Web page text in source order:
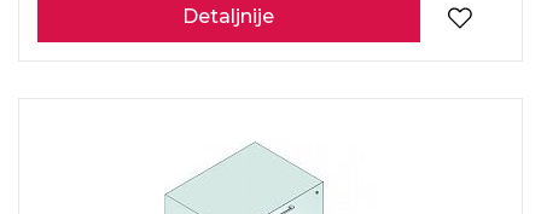
Detaljnije